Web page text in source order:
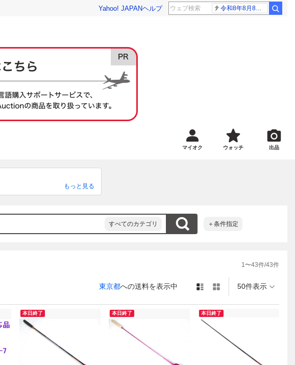
Yahoo! JAPANヘルプ 令和8年8月8日8時8分
マイオク ウォッチ 出品
なります。
はそれぞれ24時間以内厳守でお
ボタンを押してください。
もっと見る
すべてのカテゴリ ＋条件指定
1〜43件/43件
東京都への送料を表示中 50件表示
本日終了 本日終了 本日終了